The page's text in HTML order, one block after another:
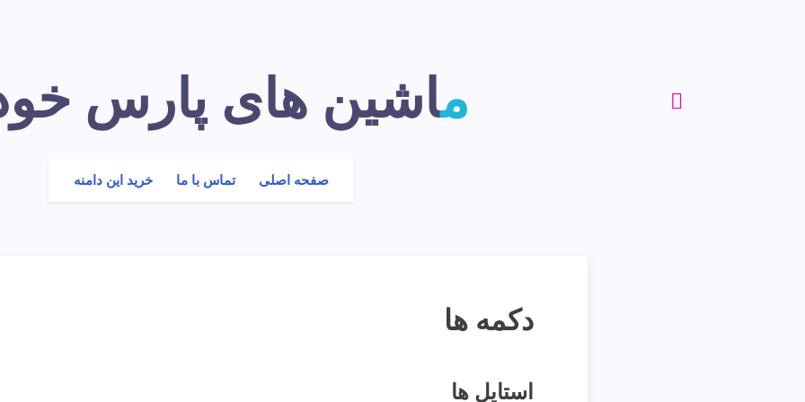
ماشین های پارس
صفحه اصلی تماس با ما خرید این دامنه
دکمه ها
استایل ها